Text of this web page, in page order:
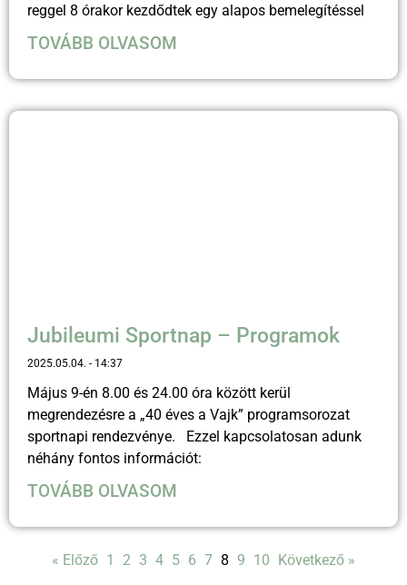
reggel 8 órakor kezdődtek egy alapos bemelegítéssel
TOVÁBB OLVASOM
Jubileumi Sportnap – Programok
2025.05.04. 14:37
Május 9-én 8.00 és 24.00 óra között kerül
megrendezésre a „40 éves a Vajk” programsorozat
sportnapi rendezvénye. Ezzel kapcsolatosan adunk
néhány fontos információt:
TOVÁBB OLVASOM
« Előző 1 2 3 4 5 6 7 8 9 10 Következő »